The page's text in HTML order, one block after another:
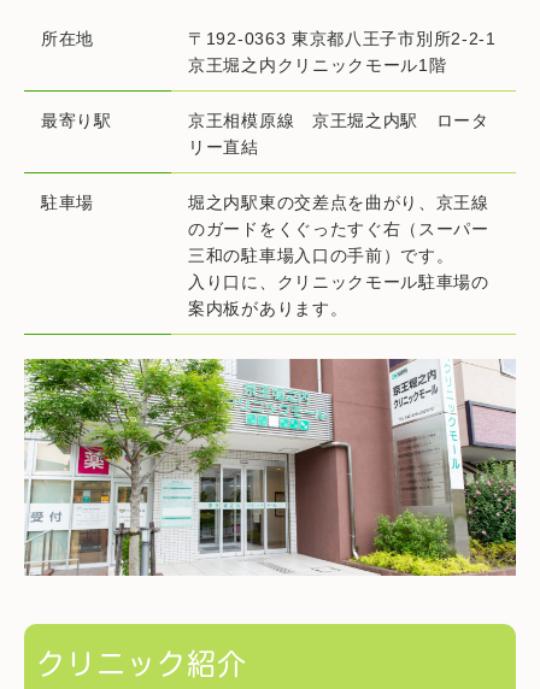
所在地
〒192-0363 東京都八王子市別所2-2-1
京王堀之内クリニックモール1階
最寄り駅
京王相模原線 京王堀之内駅 ロータ
リー直結
駐車場
堀之内駅東の交差点を曲がり、京王線
のガードをくぐったすぐ右（スーパー
三和の駐車場入口の手前）です。
入り口に、クリニックモール駐車場の
案内板があります。
クリニック紹介